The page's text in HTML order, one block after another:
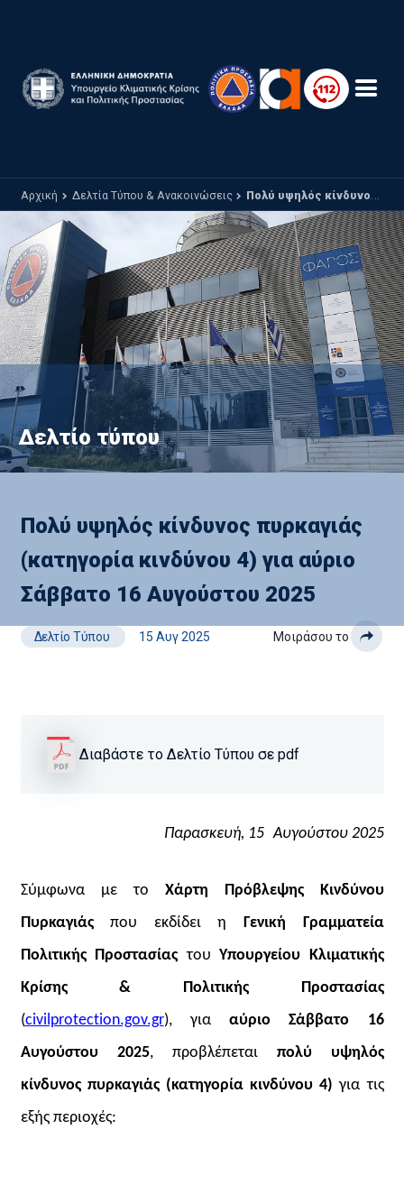
Αρχική Δελτία Τύπου & Ανακοινώσεις Πολύ υψηλός κίνδυνος πυρκαγιάς (κατηγορία κινδύνου 4) για αύριο Σάββατο 16 Αυγούστου 2025
Δελτίο τύπου
Πολύ υψηλός κίνδυνος πυρκαγιάς
(κατηγορία κινδύνου 4) για αύριο
Σάββατο 16 Αυγούστου 2025
Δελτίο Τύπου 15 Αυγ 2025 Μοιράσου το
Διαβάστε το Δελτίο Τύπου σε pdf
Παρασκευή, 15 Αυγούστου 2025
Σύμφωνα με το Χάρτη Πρόβλεψης Κινδύνου
Πυρκαγιάςπου εκδίδει η Γενική Γραμματεία
Πολιτικής Προστασίαςτου Υπουργείου Κλιματικής
Κρίσης & Πολιτικής Προστασίας
(civilprotection.gov.gr), για αύριο Σάββατο 16
Αυγούστου 2025, προβλέπεται πολύ υψηλός
κίνδυνος πυρκαγιάς (κατηγορία κινδύνου 4) για τις
εξής περιοχές: